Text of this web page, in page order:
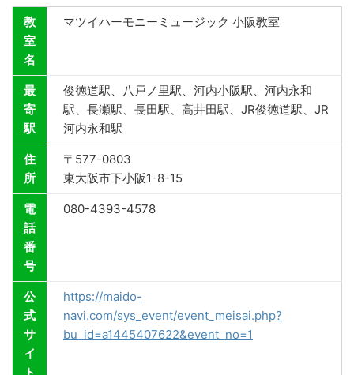
教
室
名
マツイハーモニーミュージック 小阪教室
最
寄
駅
俊徳道駅、八戸ノ里駅、河内小阪駅、河内永和
駅、長瀬駅、長田駅、高井田駅、JR俊徳道駅、JR
河内永和駅
住
所
〒577-0803
東大阪市下小阪1-8-15
電
話
番
号
080-4393-4578
公
式
サ
イ
https://maido-
navi.com/sys_event/event_meisai.php?
bu_id=a1445407622&event_no=1